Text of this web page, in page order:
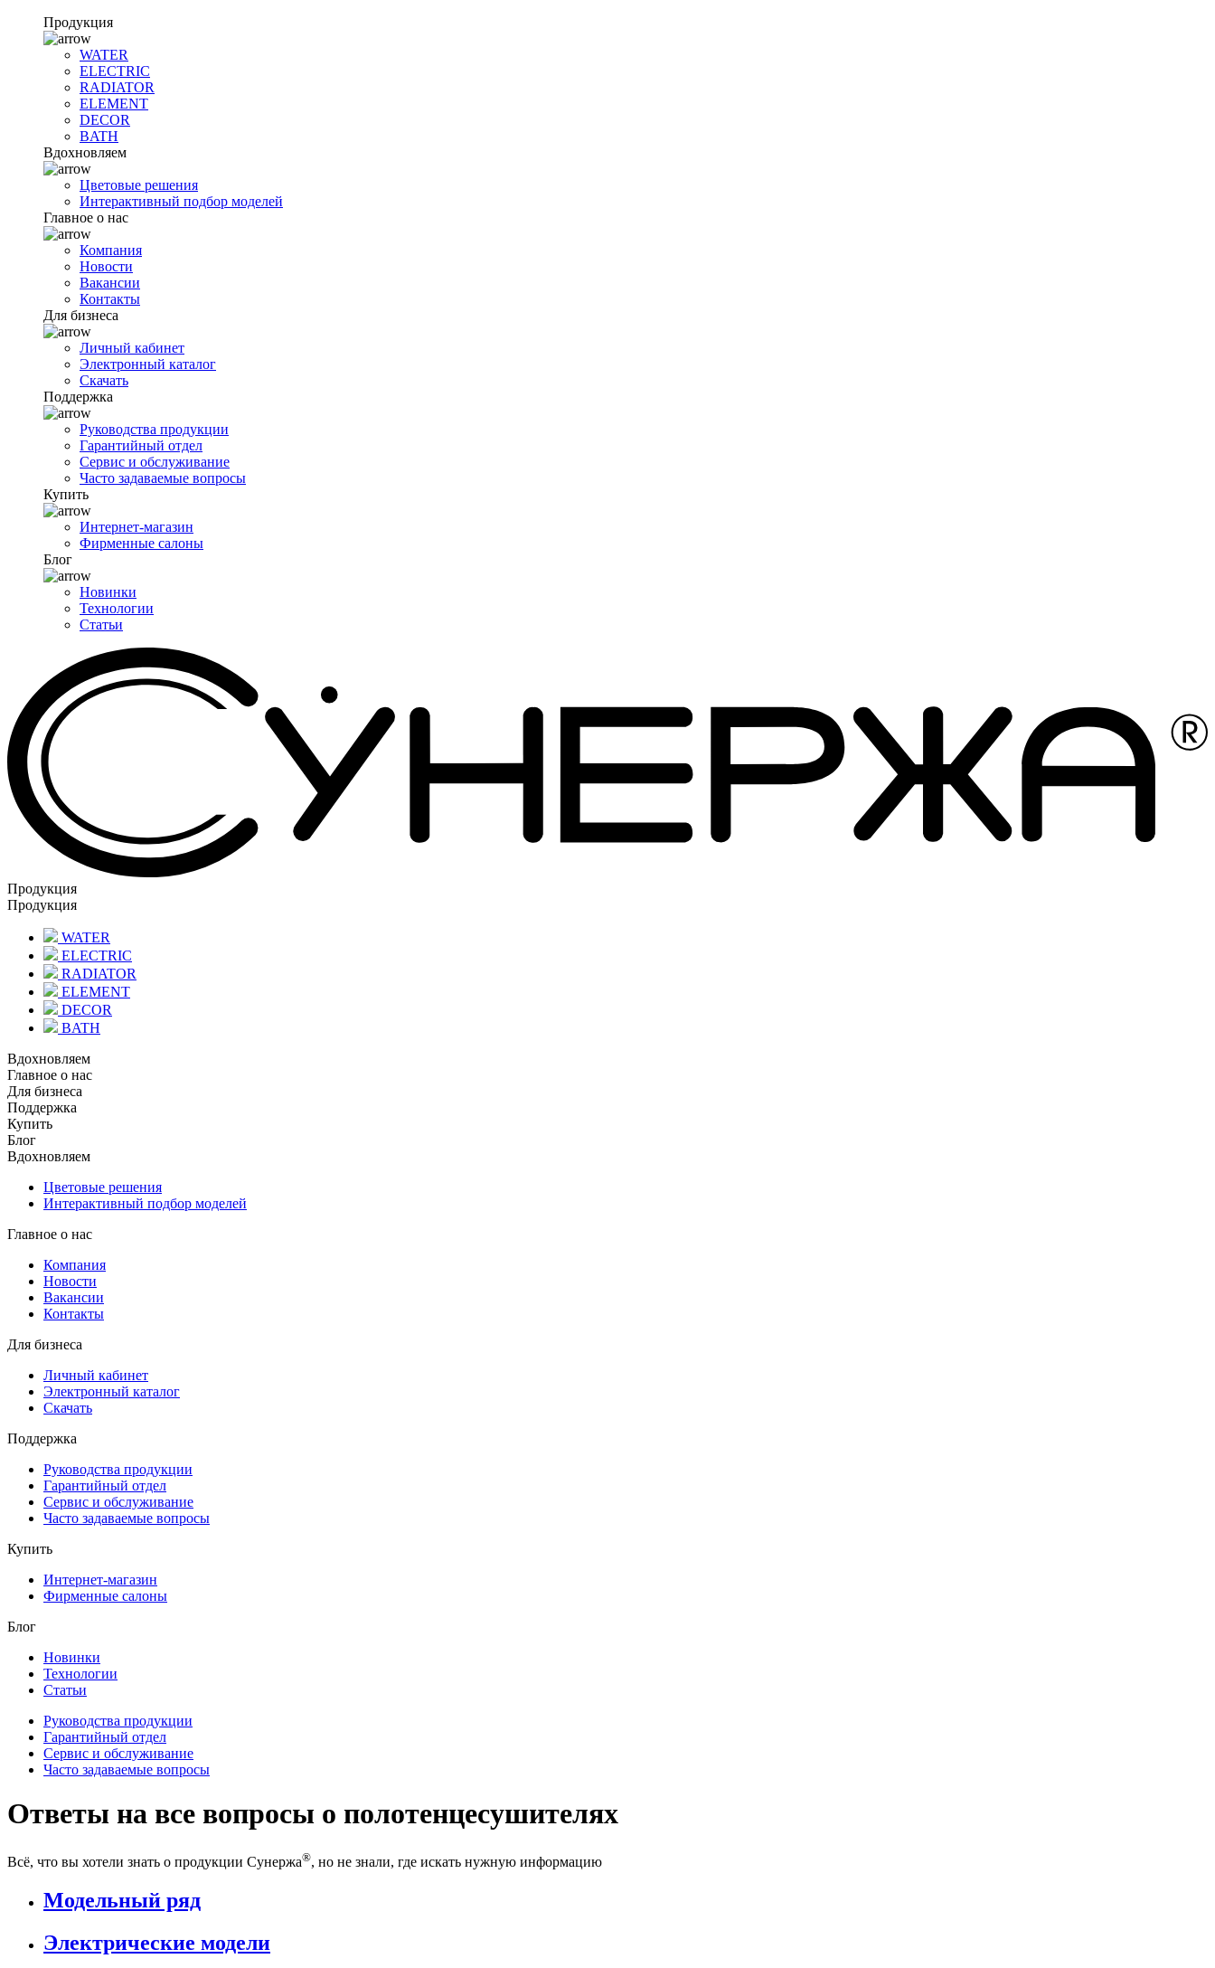
Продукция
WATER
ELECTRIC
RADIATOR
ELEMENT
DECOR
BATH
Вдохновляем
Цветовые решения
Интерактивный подбор моделей
Главное о нас
Компания
Новости
Вакансии
Контакты
Для бизнеса
Личный кабинет
Электронный каталог
Скачать
Поддержка
Руководства продукции
Гарантийный отдел
Сервис и обслуживание
Часто задаваемые вопросы
Купить
Интернет-магазин
Фирменные салоны
Блог
Новинки
Технологии
Статьи
Продукция
Продукция
WATER
ELECTRIC
RADIATOR
ELEMENT
DECOR
BATH
Вдохновляем
Главное о нас
Для бизнеса
Поддержка
Купить
Блог
Вдохновляем
Цветовые решения
Интерактивный подбор моделей
Главное о нас
Компания
Новости
Вакансии
Контакты
Для бизнеса
Личный кабинет
Электронный каталог
Скачать
Поддержка
Руководства продукции
Гарантийный отдел
Сервис и обслуживание
Часто задаваемые вопросы
Купить
Интернет-магазин
Фирменные салоны
Блог
Новинки
Технологии
Статьи
Руководства продукции
Гарантийный отдел
Сервис и обслуживание
Часто задаваемые вопросы
Ответы на все вопросы о полотенцесушителях
Всё, что вы хотели знать о продукции Сунержа®, но не знали, где искать нужную информацию
Модельный ряд
Электрические модели